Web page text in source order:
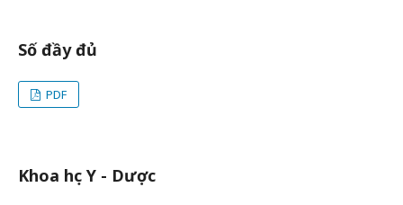
Số đầy đủ
PDF
Khoa học Y - Dược